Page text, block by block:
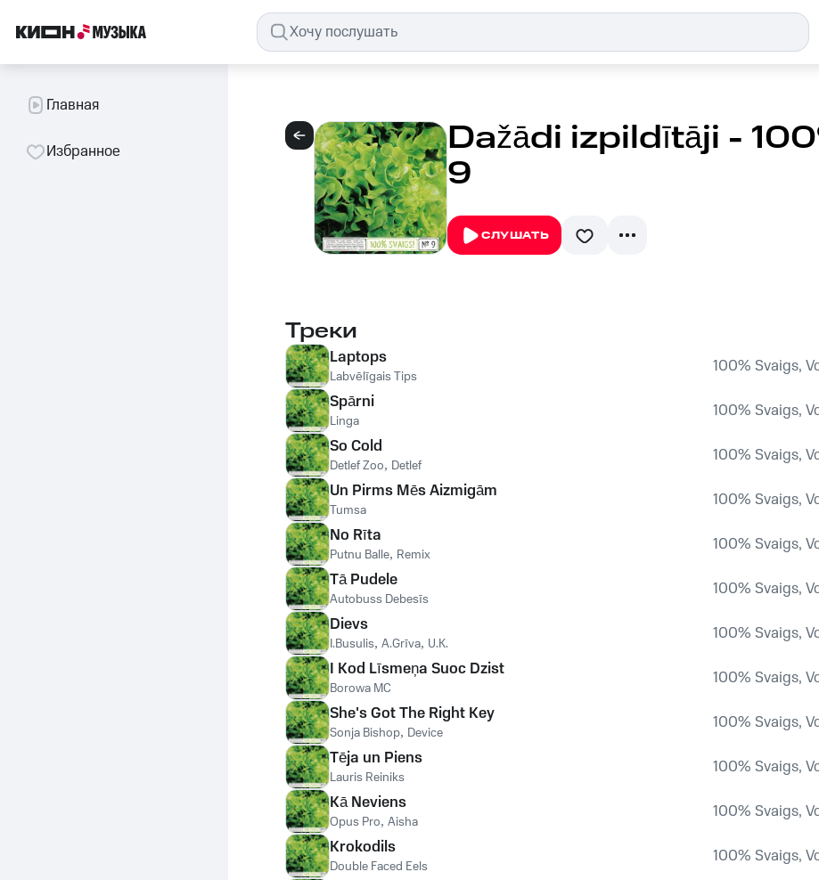
Главная
Избранное Dažādi izpildītāji -
9
СЛУШАТЬ
Треки
Laptops
Labvēlīgais Tips 100% Svaigs,
Spārni
Linga 100% Svaigs,
So Cold
Detlef Zoo, Detlef 100% Svaigs,
Un Pirms Mēs Aizmigām
Tumsa 100% Svaigs,
No Rīta
Putnu Balle, Remix 100% Svaigs,
Tā Pudele
Autobuss Debesīs 100% Svaigs,
Dievs
I.Busulis, A.Grīva, U.K. 100% Svaigs,
I Kod Līsmeņa Suoc Dzist
Borowa MC 100% Svaigs,
She's Got The Right Key
Sonja Bishop, Device 100% Svaigs,
Tēja un Piens
Lauris Reiniks 100% Svaigs,
Kā Neviens
Opus Pro, Aisha 100% Svaigs,
Krokodils
Double Faced Eels 100% Svaigs,